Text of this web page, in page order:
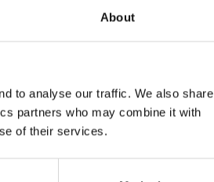
About
to analyse our traffic. We also share
partners who may combine it with
of their services.